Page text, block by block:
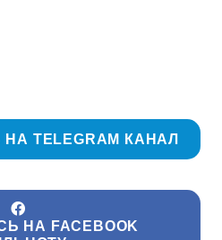
TELEGRAM КАНАЛ
НА FACEBOOK